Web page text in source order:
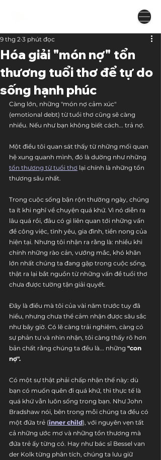
Hóa giải "món nợ" tổn
thương tuổi thơ để tự do
sống hạnh phúc
9 thg 2 3 phút đọc
Càng lớn, những "món nợ cảm xúc"
(emotional debt) từ tuổi thơ cũng sẽ càng
nhiều. Nếu như bạn không biết cách... trả nợ.
Một điều tôi quan sát thấy từ những mối quan
hệ xung quanh mình, đó là dường như những
tổn thương từ tuổi thơ lại chính là những tổn
thương sâu nhất.
Trong cuộc sống bận rộn thường ngày, chúng
ta ít khi nghĩ về chuyện quá khứ. Vì nó diễn ra
lâu quá rồi, đâu có gì liên quan tới những vấn
đề công việc, tình yêu, gia đình, tiền nong của
hiện tại. Nhưng tôi nhận ra rằng là: nhiều khi
chính những rào cản, vướng mắc, khó khăn
lớn nhất chúng ta đang gặp trong cuộc sống,
thật ra lại bắt nguồn từ những vấn đề tuổi thơ
chưa được tường tận giải quyết.
Đây là điều mà tôi của vài năm trước tuy đã
hiểu, nhưng chưa thể cảm nhận được sâu sắc
như bây giờ. Có lẽ càng trải nghiệm, càng có
sự phản tư và nhìn nhận, tôi càng thấy rõ hơn
bản chất rằng chúng ta đều là... những "con
nợ".
Có một sự thật phải chấp nhận thế này: dù
bạn có muốn quên đi quá khứ, thì thực tế là
quá khứ vẫn luôn sống trong bạn. Như John
Bradshaw nói, bên trong mỗi chúng ta đều có
một đứa trẻ (inner child), với nguyên vẹn tất
cả những ước mơ và những tổn thương mà
đứa trẻ ấy từng có. Hay như bác sĩ Bessel van
der Kolk từng phân tích, chúng ta lưu giữ